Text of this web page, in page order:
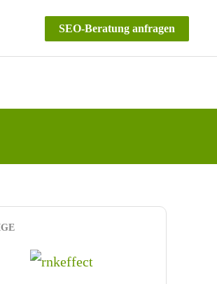
SEO-Beratung anfragen